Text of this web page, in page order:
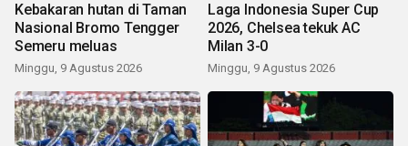
Kebakaran hutan di Taman
Nasional Bromo Tengger
Semeru meluas
Minggu, 9 Agustus 2026
Laga Indonesia Super Cup
2026, Chelsea tekuk AC
Milan 3-0
Minggu, 9 Agustus 2026